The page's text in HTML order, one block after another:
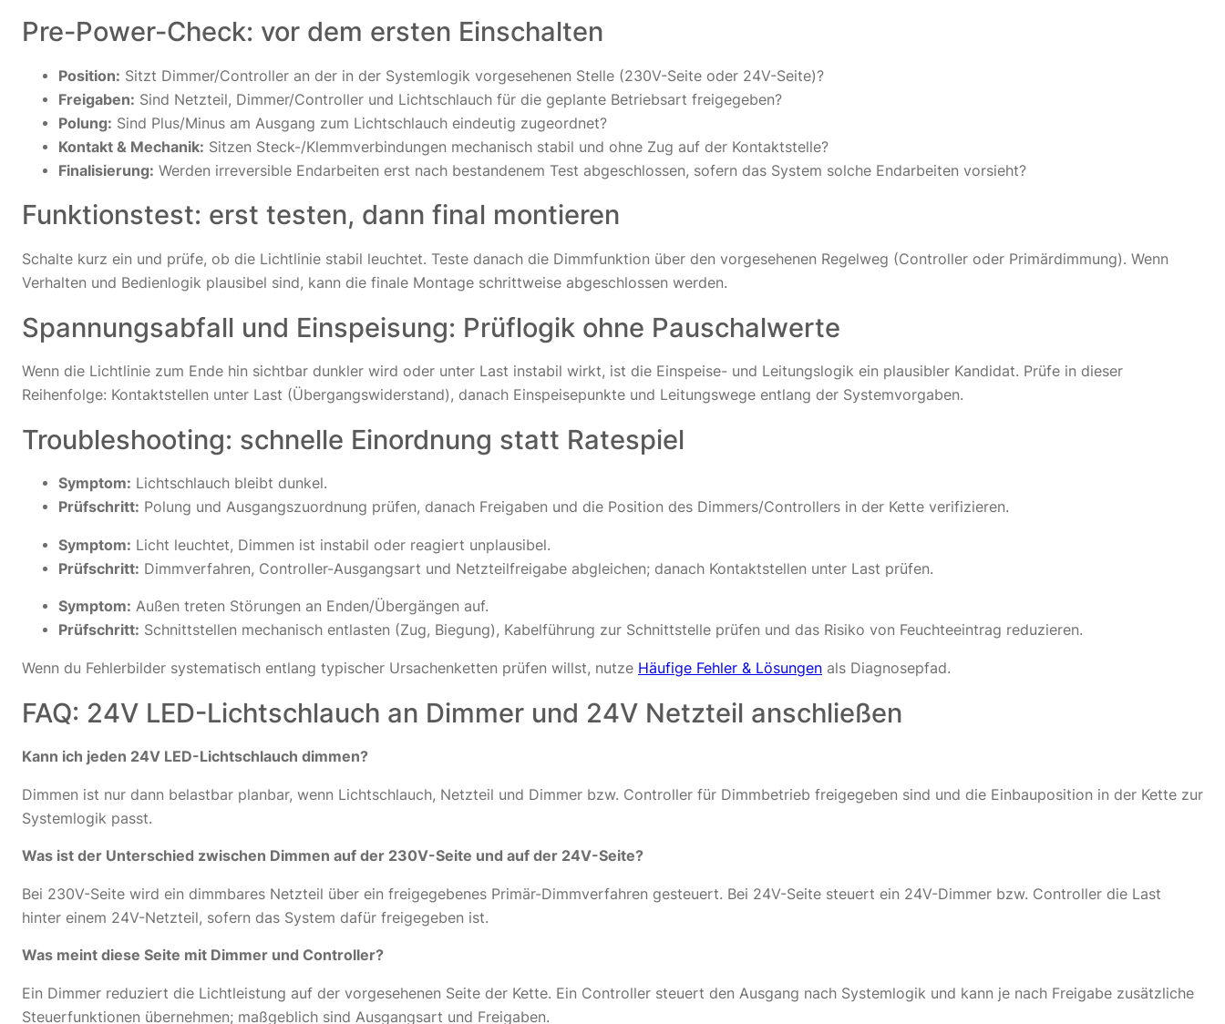
Pre-Power-Check: vor dem ersten Einschalten
Position: Sitzt Dimmer/Controller an der in der Systemlogik vorgesehenen Stelle (230V-Seite oder 24V-Seite)?
Freigaben: Sind Netzteil, Dimmer/Controller und Lichtschlauch für die geplante Betriebsart freigegeben?
Polung: Sind Plus/Minus am Ausgang zum Lichtschlauch eindeutig zugeordnet?
Kontakt & Mechanik: Sitzen Steck-/Klemmverbindungen mechanisch stabil und ohne Zug auf der Kontaktstelle?
Finalisierung: Werden irreversible Endarbeiten erst nach bestandenem Test abgeschlossen, sofern das System solche Endarbeiten vorsieht?
Funktionstest: erst testen, dann final montieren
Schalte kurz ein und prüfe, ob die Lichtlinie stabil leuchtet. Teste danach die Dimmfunktion über den vorgesehenen Regelweg (Controller oder Primärdimmung). Wenn
Verhalten und Bedienlogik plausibel sind, kann die finale Montage schrittweise abgeschlossen werden.
Spannungsabfall und Einspeisung: Prüflogik ohne Pauschalwerte
Wenn die Lichtlinie zum Ende hin sichtbar dunkler wird oder unter Last instabil wirkt, ist die Einspeise- und Leitungslogik ein plausibler Kandidat. Prüfe in dieser
Reihenfolge: Kontaktstellen unter Last (Übergangswiderstand), danach Einspeisepunkte und Leitungswege entlang der Systemvorgaben.
Troubleshooting: schnelle Einordnung statt Ratespiel
Symptom: Lichtschlauch bleibt dunkel.
Prüfschritt: Polung und Ausgangszuordnung prüfen, danach Freigaben und die Position des Dimmers/Controllers in der Kette verifizieren.
Symptom: Licht leuchtet, Dimmen ist instabil oder reagiert unplausibel.
Prüfschritt: Dimmverfahren, Controller-Ausgangsart und Netzteilfreigabe abgleichen; danach Kontaktstellen unter Last prüfen.
Symptom: Außen treten Störungen an Enden/Übergängen auf.
Prüfschritt: Schnittstellen mechanisch entlasten (Zug, Biegung), Kabelführung zur Schnittstelle prüfen und das Risiko von Feuchteeintrag reduzieren.
Wenn du Fehlerbilder systematisch entlang typischer Ursachenketten prüfen willst, nutze Häufige Fehler & Lösungen als Diagnosepfad.
FAQ: 24V LED-Lichtschlauch an Dimmer und 24V Netzteil anschließen
Kann ich jeden 24V LED-Lichtschlauch dimmen?
Dimmen ist nur dann belastbar planbar, wenn Lichtschlauch, Netzteil und Dimmer bzw. Controller für Dimmbetrieb freigegeben sind und die Einbauposition in der Kette zur
Systemlogik passt.
Was ist der Unterschied zwischen Dimmen auf der 230V-Seite und auf der 24V-Seite?
Bei 230V-Seite wird ein dimmbares Netzteil über ein freigegebenes Primär-Dimmverfahren gesteuert. Bei 24V-Seite steuert ein 24V-Dimmer bzw. Controller die Last
hinter einem 24V-Netzteil, sofern das System dafür freigegeben ist.
Was meint diese Seite mit Dimmer und Controller?
Ein Dimmer reduziert die Lichtleistung auf der vorgesehenen Seite der Kette. Ein Controller steuert den Ausgang nach Systemlogik und kann je nach Freigabe zusätzliche
Steuerfunktionen übernehmen; maßgeblich sind Ausgangsart und Freigaben.